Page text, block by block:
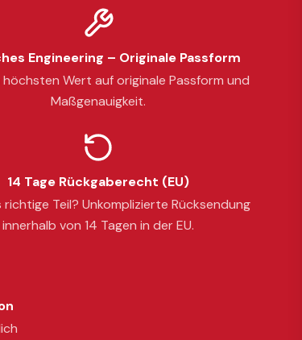
Engineering – Originale Passform
höchsten Wert auf originale Passform und
Maßgenauigkeit.
14 Tage Rückgaberecht (EU)
Teil? Unkomplizierte Rücksendung
innerhalb von 14 Tagen in der EU.